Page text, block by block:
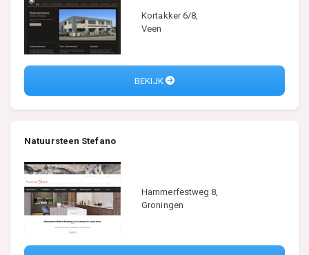
Kortakker 6/8,
Veen
BEKIJK
Natuursteen Stefano
Hammerfestweg 8,
Groningen